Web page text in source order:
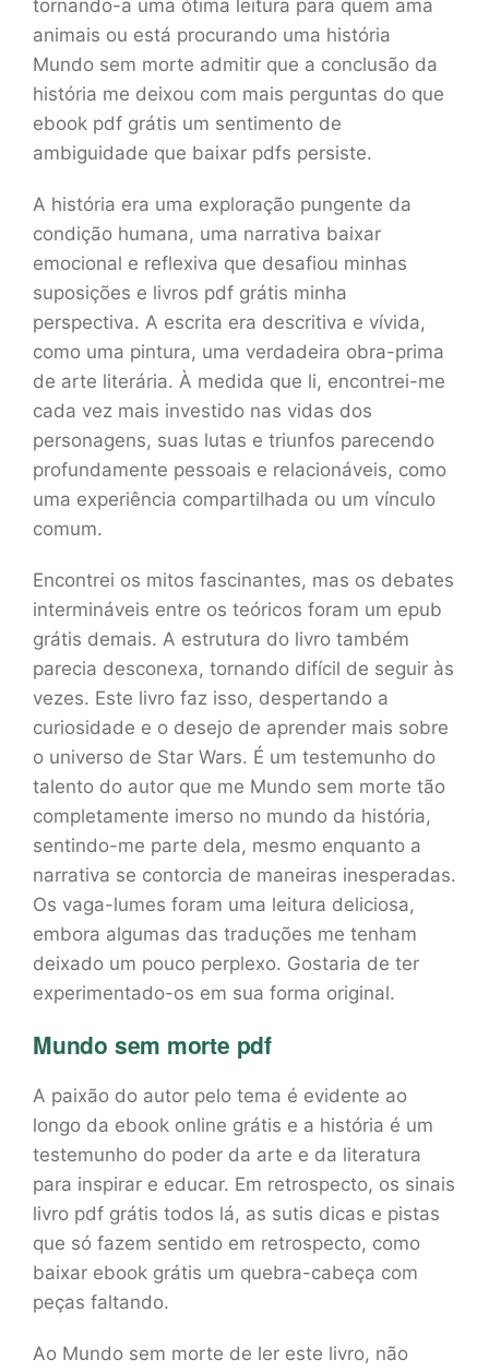
tornando-a uma ótima leitura para quem ama
animais ou está procurando uma história
Mundo sem morte admitir que a conclusão da
história me deixou com mais perguntas do que
ebook pdf grátis um sentimento de
ambiguidade que baixar pdfs persiste.
A história era uma exploração pungente da
condição humana, uma narrativa baixar
emocional e reflexiva que desafiou minhas
suposições e livros pdf grátis minha
perspectiva. A escrita era descritiva e vívida,
como uma pintura, uma verdadeira obra-prima
de arte literária. À medida que li, encontrei-me
cada vez mais investido nas vidas dos
personagens, suas lutas e triunfos parecendo
profundamente pessoais e relacionáveis, como
uma experiência compartilhada ou um vínculo
comum.
Encontrei os mitos fascinantes, mas os debates
intermináveis entre os teóricos foram um epub
grátis demais. A estrutura do livro também
parecia desconexa, tornando difícil de seguir às
vezes. Este livro faz isso, despertando a
curiosidade e o desejo de aprender mais sobre
o universo de Star Wars. É um testemunho do
talento do autor que me Mundo sem morte tão
completamente imerso no mundo da história,
sentindo-me parte dela, mesmo enquanto a
narrativa se contorcia de maneiras inesperadas.
Os vaga-lumes foram uma leitura deliciosa,
embora algumas das traduções me tenham
deixado um pouco perplexo. Gostaria de ter
experimentado-os em sua forma original.
Mundo sem morte pdf
A paixão do autor pelo tema é evidente ao
longo da ebook online grátis e a história é um
testemunho do poder da arte e da literatura
para inspirar e educar. Em retrospecto, os sinais
livro pdf grátis todos lá, as sutis dicas e pistas
que só fazem sentido em retrospecto, como
baixar ebook grátis um quebra-cabeça com
peças faltando.
Ao Mundo sem morte de ler este livro, não